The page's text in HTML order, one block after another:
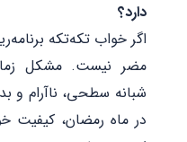
دارد؟
اگر خواب تکه‌تکه
مضر نیست. مشکل
شبانه سطحی، ناآرام و
در ماه رمضان، کیفیت